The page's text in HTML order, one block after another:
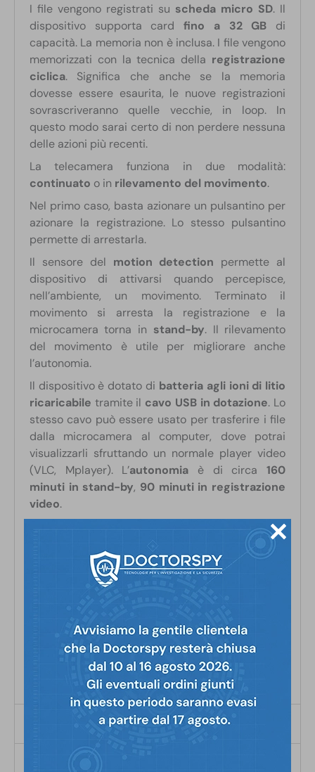
I file vengono registrati su scheda micro SD. Il
dispositivo supporta cardfino a 32 GB di
capacità. La memoria non è inclusa. I file vengono
memorizzati con la tecnica della registrazione
ciclica. Significa che anche se la memoria
dovesse essere esaurita, le nuove registrazioni
sovrascriveranno quelle vecchie, in loop. In
questo modo sarai certo di non perdere nessuna
delle azioni più recenti.
La telecamera funziona in due modalità:
continuato o in rilevamento del movimento.
Nel primo caso, basta azionare un pulsantino per
azionare la registrazione. Lo stesso pulsantino
permette di arrestarla.
Il sensore del motion detection permette al
dispositivo di attivarsi quando percepisce,
nell’ambiente, un movimento. Terminato il
movimento si arresta la registrazione e la
microcamera torna in stand-by. Il rilevamento
del movimento è utile per migliorare anche
l’autonomia.
Il dispositivo è dotato di batteria agli ioni di litio
ricaricabile tramite il cavo USB in dotazione. Lo
stesso cavo può essere usato per trasferire i file
dalla microcamera al computer, dove potrai
visualizzarli sfruttando un normale player video
(VLC, Mplayer). L’autonomia è di circa160
minuti in stand-by, 90 minuti in registrazione
video.
Come tutti i prodotti in vendita su Doctorspy.it,
anche questo dispositivo è realizzato con
migliore componentistica sul mercato.
dubbi o domande
guidarti nella scelta del prodotto più adatto alle
tue esigenze o, dopo l’acquisto, aiutarti con la
configurazione.
Scheda tecnica
Risoluzione:
Confezione